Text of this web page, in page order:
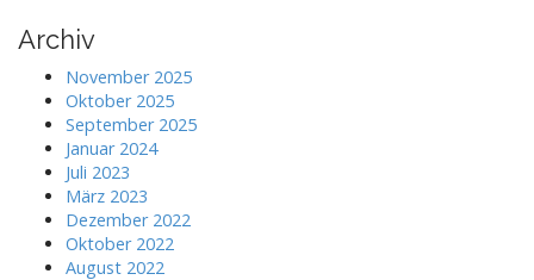
Archiv
November 2025
Oktober 2025
September 2025
Januar 2024
Juli 2023
März 2023
Dezember 2022
Oktober 2022
August 2022